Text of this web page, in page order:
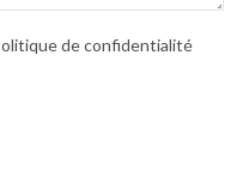
de confidentialité